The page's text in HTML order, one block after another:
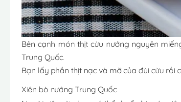
Bên cạnh món thịt cừu nướng nguyên
Trung Quốc.
Bạn lấy phần thịt nạc và mỡ của đùi cừu rồi
Xiên bò nướng Trung Quốc